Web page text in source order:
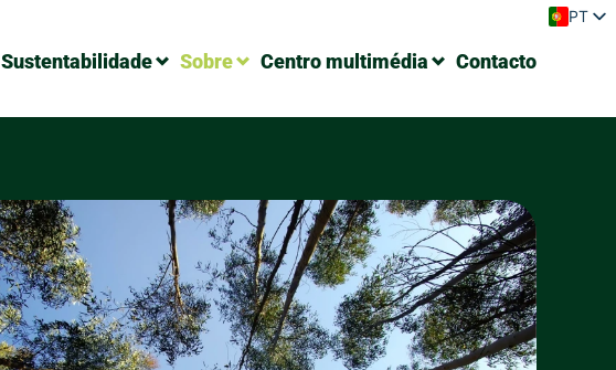
Sustentabilidade Sobre Centro multimédia Contacto
PT
IT